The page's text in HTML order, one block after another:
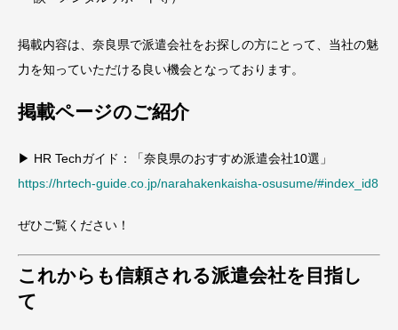
掲載内容は、奈良県で派遣会社をお探しの方にとって、当社の魅
力を知っていただける良い機会となっております。
掲載ページのご紹介
▶ HR Techガイド：「奈良県のおすすめ派遣会社10選」
https://hrtech-guide.co.jp/narahakenkaisha-osusume/#index_id8
ぜひご覧ください！
これからも信頼される派遣会社を目指し
て